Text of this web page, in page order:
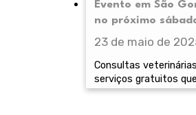
Evento em São
no próximo
23 de maio de
Consultas
serviços gratuitos